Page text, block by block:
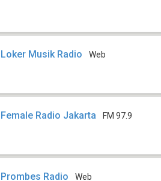
Loker Musik Radio Web
Female Radio Jakarta FM 97.9
Prombes Radio Web